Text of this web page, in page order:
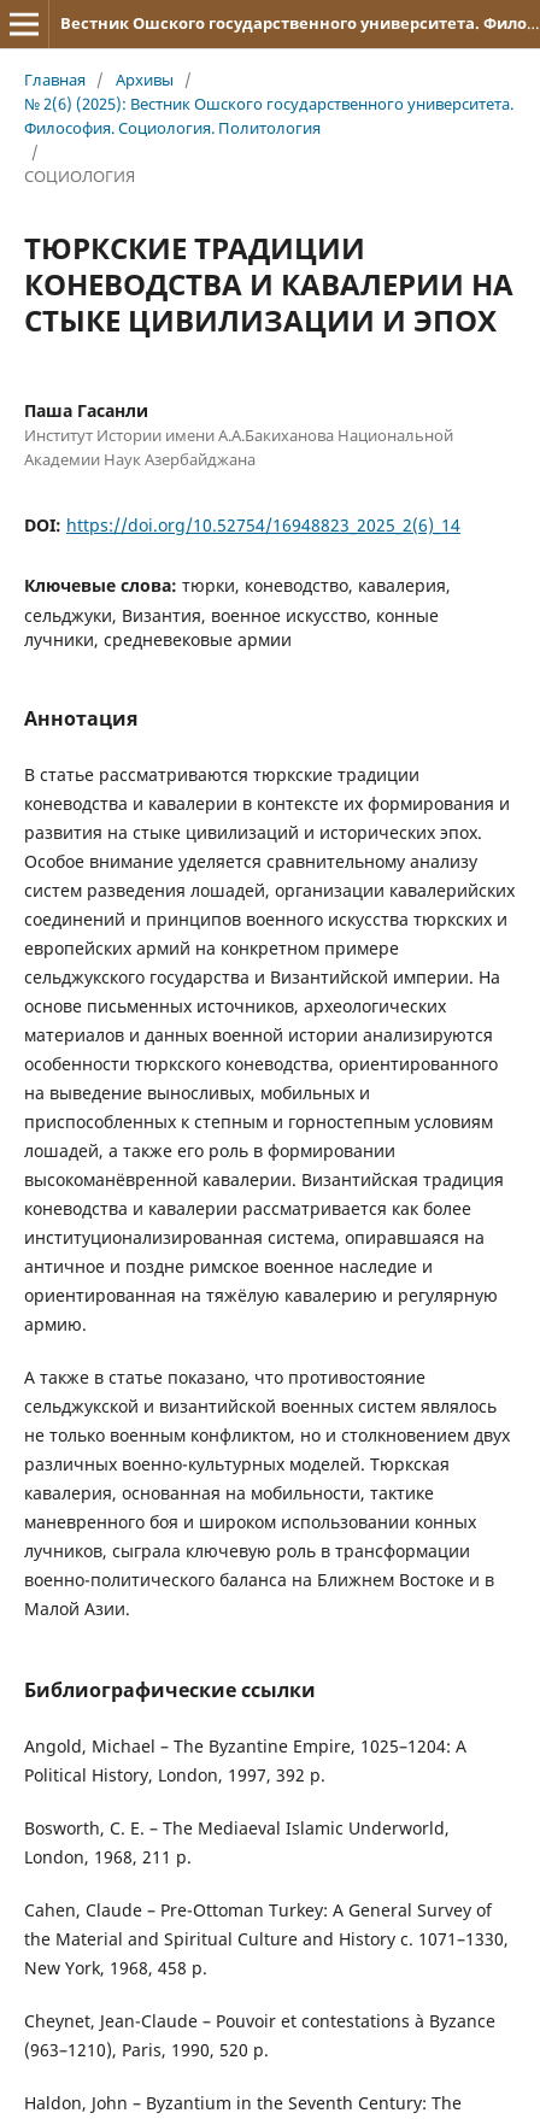
Вестник Ошского государственного университета. Философия. Социология. Политология
Главная / Архивы
/
№ 2(6) (2025): Вестник Ошского государственного университета.
Философия. Социология. Политология
/
СОЦИОЛОГИЯ
ТЮРКСКИЕ ТРАДИЦИИ
КОНЕВОДСТВА И КАВАЛЕРИИ НА
СТЫКЕ ЦИВИЛИЗАЦИИ И ЭПОХ
Паша Гасанли
Институт Истории имени А.А.Бакиханова Национальной
Академии Наук Азербайджана
DOI: https://doi.org/10.52754/16948823_2025_2(6)_14
Ключевые слова: тюрки, коневодство, кавалерия,
сельджуки, Византия, военное искусство, конные
лучники, средневековые армии
Аннотация
В статье рассматриваются тюркские традиции
коневодства и кавалерии в контексте их формирования и
развития на стыке цивилизаций и исторических эпох.
Особое внимание уделяется сравнительному анализу
систем разведения лошадей, организации кавалерийских
соединений и принципов военного искусства тюркских и
европейских армий на конкретном примере
сельджукского государства и Византийской империи. На
основе письменных источников, археологических
материалов и данных военной истории анализируются
особенности тюркского коневодства, ориентированного
на выведение выносливых, мобильных и
приспособленных к степным и горностепным условиям
лошадей, а также его роль в формировании
высокоманёвренной кавалерии. Византийская традиция
коневодства и кавалерии рассматривается как более
институционализированная система, опиравшаяся на
античное и поздне римское военное наследие и
ориентированная на тяжёлую кавалерию и регулярную
армию.
А также в статье показано, что противостояние
сельджукской и византийской военных систем являлось
не только военным конфликтом, но и столкновением двух
различных военно-культурных моделей. Тюркская
кавалерия, основанная на мобильности, тактике
маневренного боя и широком использовании конных
лучников, сыграла ключевую роль в трансформации
военно-политического баланса на Ближнем Востоке и в
Малой Азии.
Библиографические ссылки
Angold, Michael – The Byzantine Empire, 1025–1204: A
Political History, London, 1997, 392 p.
Bosworth, C. E. – The Mediaeval Islamic Underworld,
London, 1968, 211 p.
Cahen, Claude – Pre-Ottoman Turkey: A General Survey of
the Material and Spiritual Culture and History c. 1071–1330,
New York, 1968, 458 p.
Cheynet, Jean-Claude – Pouvoir et contestations à Byzance
(963–1210), Paris, 1990, 520 p.
Haldon, John – Byzantium in the Seventh Century: The